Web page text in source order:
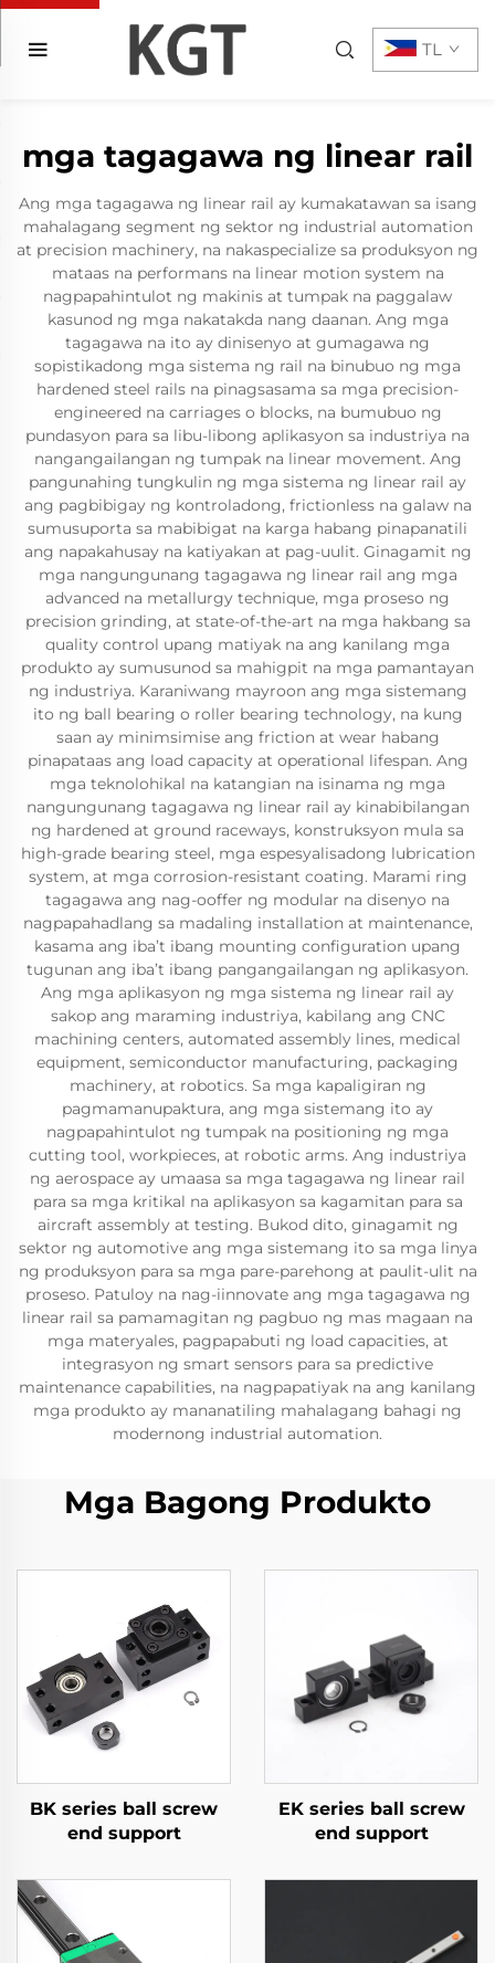
TL
mga tagagawa ng linear rail
Ang mga tagagawa ng linear rail ay kumakatawan sa isang
mahalagang segment ng sektor ng industrial automation
at precision machinery, na nakaspecialize sa produksyon ng
mataas na performans na linear motion system na
nagpapahintulot ng makinis at tumpak na paggalaw
kasunod ng mga nakatakda nang daanan. Ang mga
tagagawa na ito ay dinisenyo at gumagawa ng
sopistikadong mga sistema ng rail na binubuo ng mga
hardened steel rails na pinagsasama sa mga precision-
engineered na carriages o blocks, na bumubuo ng
pundasyon para sa libu-libong aplikasyon sa industriya na
nangangailangan ng tumpak na linear movement. Ang
pangunahing tungkulin ng mga sistema ng linear rail ay
ang pagbibigay ng kontroladong, frictionless na galaw na
sumusuporta sa mabibigat na karga habang pinapanatili
ang napakahusay na katiyakan at pag-uulit. Ginagamit ng
mga nangungunang tagagawa ng linear rail ang mga
advanced na metallurgy technique, mga proseso ng
precision grinding, at state-of-the-art na mga hakbang sa
quality control upang matiyak na ang kanilang mga
produkto ay sumusunod sa mahigpit na mga pamantayan
ng industriya. Karaniwang mayroon ang mga sistemang
ito ng ball bearing o roller bearing technology, na kung
saan ay minimsimise ang friction at wear habang
pinapataas ang load capacity at operational lifespan. Ang
mga teknolohikal na katangian na isinama ng mga
nangungunang tagagawa ng linear rail ay kinabibilangan
ng hardened at ground raceways, konstruksyon mula sa
high-grade bearing steel, mga espesyalisadong lubrication
system, at mga corrosion-resistant coating. Marami ring
tagagawa ang nag-ooffer ng modular na disenyo na
nagpapahadlang sa madaling installation at maintenance,
kasama ang iba’t ibang mounting configuration upang
tugunan ang iba’t ibang pangangailangan ng aplikasyon.
Ang mga aplikasyon ng mga sistema ng linear rail ay
sakop ang maraming industriya, kabilang ang CNC
machining centers, automated assembly lines, medical
equipment, semiconductor manufacturing, packaging
machinery, at robotics. Sa mga kapaligiran ng
pagmamanupaktura, ang mga sistemang ito ay
nagpapahintulot ng tumpak na positioning ng mga
cutting tool, workpieces, at robotic arms. Ang industriya
ng aerospace ay umaasa sa mga tagagawa ng linear rail
para sa mga kritikal na aplikasyon sa kagamitan para sa
aircraft assembly at testing. Bukod dito, ginagamit ng
sektor ng automotive ang mga sistemang ito sa mga linya
ng produksyon para sa mga pare-parehong at paulit-ulit na
proseso. Patuloy na nag-iinnovate ang mga tagagawa ng
linear rail sa pamamagitan ng pagbuo ng mas magaan na
mga materyales, pagpapabuti ng load capacities, at
integrasyon ng smart sensors para sa predictive
maintenance capabilities, na nagpapatiyak na ang kanilang
mga produkto ay mananatiling mahalagang bahagi ng
modernong industrial automation.
Mga Bagong Produkto
BK series ball screw
end support
EK series ball screw
end support